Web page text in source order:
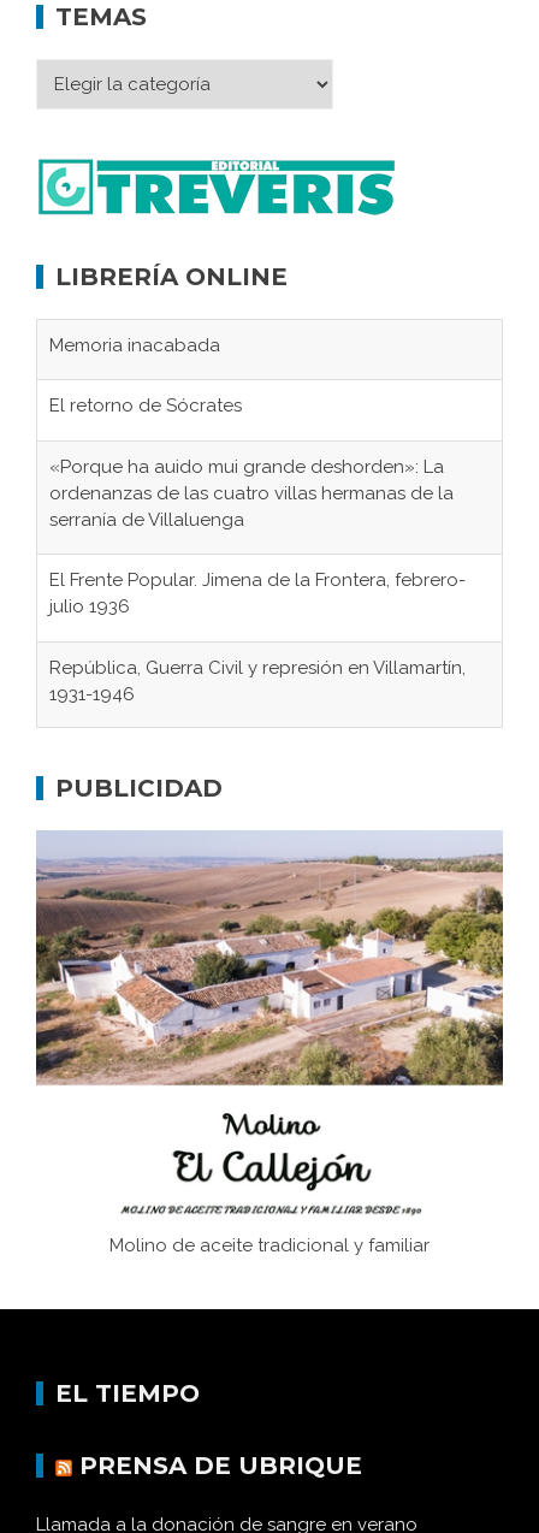
TEMAS
LIBRERÍA ONLINE
Memoria inacabada
El retorno de Sócrates
«Porque ha auido mui grande deshorden»: La
ordenanzas de las cuatro villas hermanas de la
serranía de Villaluenga
El Frente Popular. Jimena de la Frontera, febrero-
julio 1936
República, Guerra Civil y represión en Villamartín,
1931-1946
concentración nazis
Bornos
El Frente Popular. Ubrique, febrero-julio 1936
Juntar las letras. La alfabetización en el campo: del
afán de saber a la autogestión
Historia y vivencias del poblado de Los Hurones
PUBLICIDAD
Molino de aceite tradicional y familiar
EL TIEMPO
PRENSA DE UBRIQUE
Llamada a la donación de sangre en verano